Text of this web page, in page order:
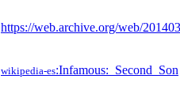
https://web.archive.org/web/
wikipedia-es:Infamous:_Second_Son